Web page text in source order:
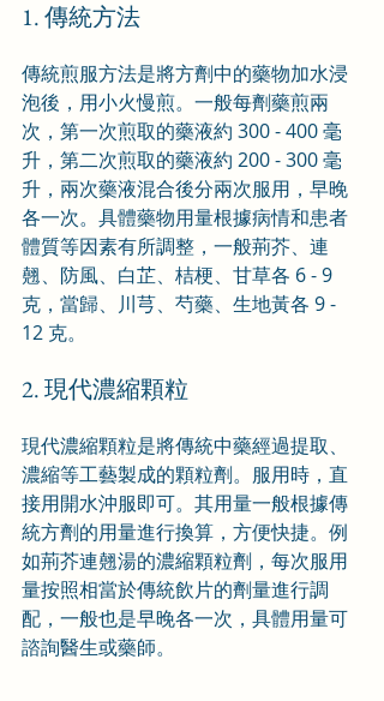
1. 傳統方法
傳統煎服方法是將方劑中的藥物加水浸
泡後，用小火慢煎。一般每劑藥煎兩
次，第一次煎取的藥液約 300 - 400 毫
升，第二次煎取的藥液約 200 - 300 毫
升，兩次藥液混合後分兩次服用，早晚
各一次。具體藥物用量根據病情和患者
體質等因素有所調整，一般荊芥、連
翹、防風、白芷、桔梗、甘草各 6 - 9
克，當歸、川芎、芍藥、生地黃各 9 -
12 克。
2. 現代濃縮顆粒
現代濃縮顆粒是將傳統中藥經過提取、
濃縮等工藝製成的顆粒劑。服用時，直
接用開水沖服即可。其用量一般根據傳
統方劑的用量進行換算，方便快捷。例
如荊芥連翹湯的濃縮顆粒劑，每次服用
量按照相當於傳統飲片的劑量進行調
配，一般也是早晚各一次，具體用量可
諮詢醫生或藥師。